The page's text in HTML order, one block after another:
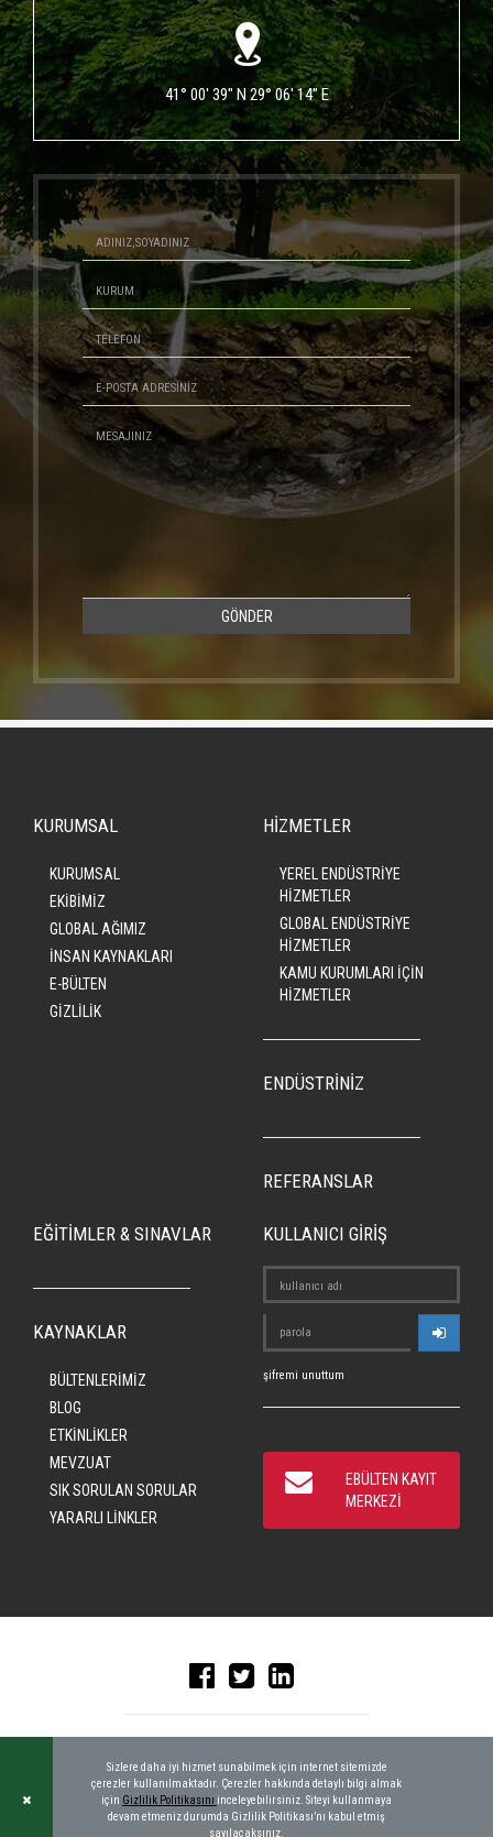
41° 00' 39" N 29° 06' 14" E
GÖNDER
KURUMSAL
KURUMSAL
EKİBİMİZ
GLOBAL AĞIMIZ
İNSAN KAYNAKLARI
E-BÜLTEN
GİZLİLİK
HİZMETLER
YEREL ENDÜSTRİYE
HİZMETLER
GLOBAL ENDÜSTRİYE
HİZMETLER
KAMU KURUMLARI İÇİN
HİZMETLER
ENDÜSTRİNİZ
REFERANSLAR
EĞİTİMLER & SINAVLAR
KAYNAKLAR
BÜLTENLERİMİZ
BLOG
ETKİNLİKLER
MEVZUAT
SIK SORULAN SORULAR
YARARLI LİNKLER
KULLANICI GİRİŞ
şifremi unuttum
EBÜLTEN KAYIT
MERKEZİ
Sizlere daha iyi hizmet sunabilmek için internet sitemizde
çerezler kullanılmaktadır. Çerezler hakkında detaylı bilgi almak
için Gizlilik Politikasını inceleyebilirsiniz. Siteyi kullanmaya
devam etmeniz durumda Gizlilik Politikası’nı kabul etmiş
sayılacaksınız.